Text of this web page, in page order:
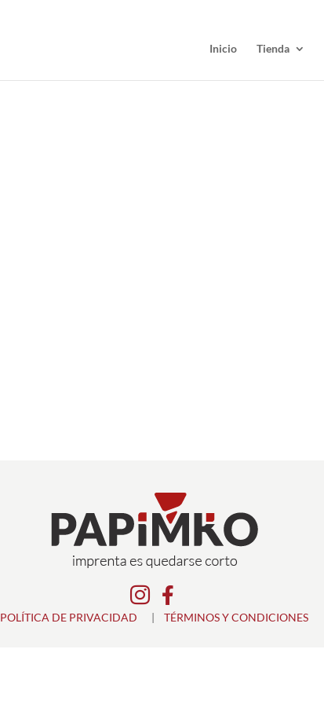
Inicio Tienda
 
POLÍTICA DE PRIVACIDAD | TÉRMINOS Y CONDICIONES